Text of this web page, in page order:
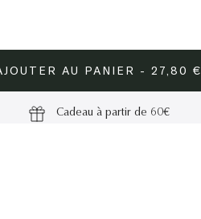
AU PANIER - 27,80 €
Cadeau à partir de 60€